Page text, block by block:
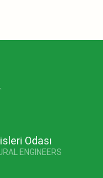
Odası
ENGINEERS